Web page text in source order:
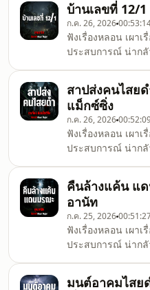
บ้านเลขที่ 12/
ก.ค. 26, 2026
ฟังเรื่องหลอน เผา
ประสบการณ์ น่าก
พุธ เวลา 19.30 เป็
Ghost Night#คืนเ
เรื่องผี
สาปส่งคนไสย
แม็กซ์ซิ่ง
ก.ค. 26, 2026
ฟังเรื่องหลอน เผา
ประสบการณ์ น่าก
พุธ เวลา 19.30 เป็
Ghost Night#คืนเ
เรื่องผี
คืนล้างแค้น
อานัท
ก.ค. 25, 2026
ฟังเรื่องหลอน เผา
ประสบการณ์ น่าก
พุธ เวลา 19.30 เป็
มนต์อาคมไสย